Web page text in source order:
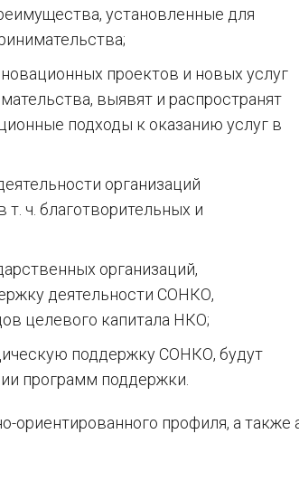
установленные для
проектов и новых услуг
выявят и распространят
подходы к оказанию услуг в
организаций
ч. благотворительных и
организаций,
деятельности СОНКО,
целевого капитала НКО;
поддержку СОНКО, будут
программ поддержки.
ориентированного профиля, а